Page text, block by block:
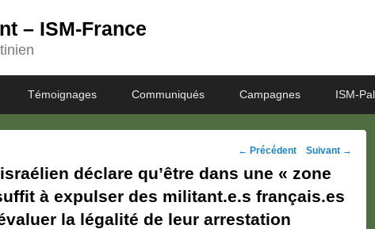
– ISM-France
Témoignages Communiqués Campagnes ISM-
Navigation
des
posts
← Précédent Suivant →
déclare qu’être dans une « zone
à expulser des militant.e.s français.es
la légalité de leur arrestation